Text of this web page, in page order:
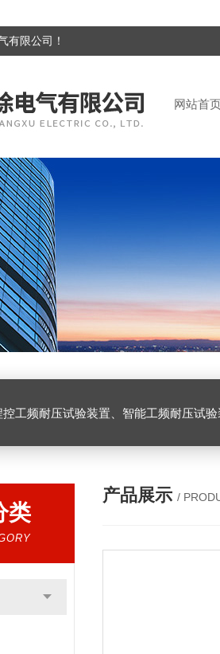
有限公司！
网站首
频耐压试验装置、智能工频耐压试验装置、工频耐压试验装置、工频耐压试验仪、工频耐压试验台、高压耐压试
类
产品展示 /